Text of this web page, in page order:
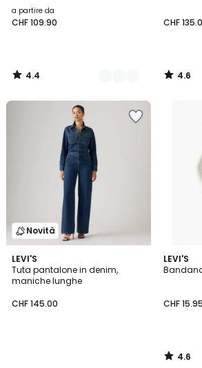
a partire da
CHF 109.90
4.4
/
CHF
4.6
/
Novità
LEVI'S
Tuta pantalone in denim,
maniche lunghe
CHF 145.00
LEVI'S
CHF 15.95
4.6
/ 5
4.6
/